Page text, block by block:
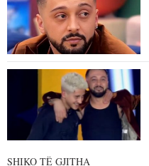
SHIKO TË GJITHA